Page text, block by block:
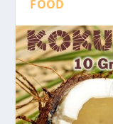
FOOD